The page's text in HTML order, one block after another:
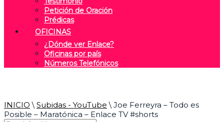
Petición de Oración
Prédicas
OFICINAS
¿Dónde ver Enlace?
Oficinas por país
Números Telefónicos
INICIO \ Subidas - YouTube \ Joe Ferreyra – Todo es
Posible – Maratónica – Enlace TV #shorts